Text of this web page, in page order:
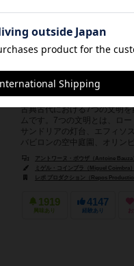
マイク・ドイル（Mike Doyle）
ハンス・イム・グリュック（
古代都市を発展させて
こう！同時解決型カー
古典古代における7つの文明
ムです。7つの文明とは、ロ
サンドリアの灯台、エフィソ
バビロンの空中庭園、オリンピ
アントワーヌ・ボウザ（Antoine Bauza
ミゲル・コインブラ（Miguel Coimbra）
レポ プロダクション（Repos
1919
興味あり
4147
経験あり